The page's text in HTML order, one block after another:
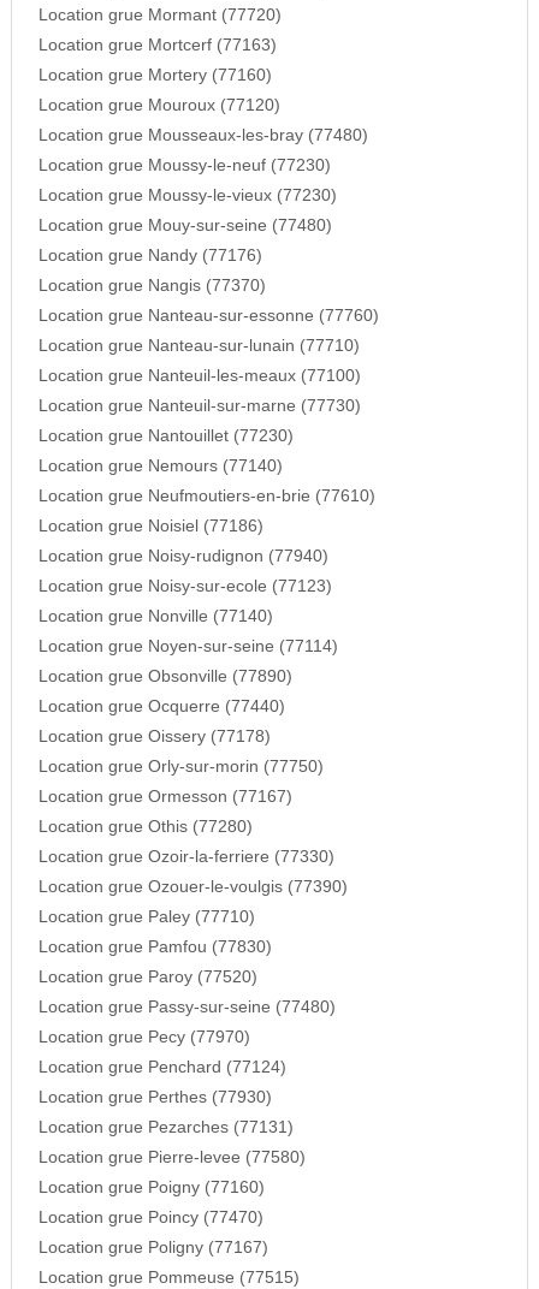
Location grue Mormant (77720)
Location grue Mortcerf (77163)
Location grue Mortery (77160)
Location grue Mouroux (77120)
Location grue Mousseaux-les-bray (77480)
Location grue Moussy-le-neuf (77230)
Location grue Moussy-le-vieux (77230)
Location grue Mouy-sur-seine (77480)
Location grue Nandy (77176)
Location grue Nangis (77370)
Location grue Nanteau-sur-essonne (77760)
Location grue Nanteau-sur-lunain (77710)
Location grue Nanteuil-les-meaux (77100)
Location grue Nanteuil-sur-marne (77730)
Location grue Nantouillet (77230)
Location grue Nemours (77140)
Location grue Neufmoutiers-en-brie (77610)
Location grue Noisiel (77186)
Location grue Noisy-rudignon (77940)
Location grue Noisy-sur-ecole (77123)
Location grue Nonville (77140)
Location grue Noyen-sur-seine (77114)
Location grue Obsonville (77890)
Location grue Ocquerre (77440)
Location grue Oissery (77178)
Location grue Orly-sur-morin (77750)
Location grue Ormesson (77167)
Location grue Othis (77280)
Location grue Ozoir-la-ferriere (77330)
Location grue Ozouer-le-voulgis (77390)
Location grue Paley (77710)
Location grue Pamfou (77830)
Location grue Paroy (77520)
Location grue Passy-sur-seine (77480)
Location grue Pecy (77970)
Location grue Penchard (77124)
Location grue Perthes (77930)
Location grue Pezarches (77131)
Location grue Pierre-levee (77580)
Location grue Poigny (77160)
Location grue Poincy (77470)
Location grue Poligny (77167)
Location grue Pommeuse (77515)